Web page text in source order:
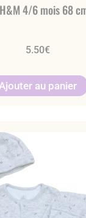
4/6 mois 68
5.50€
Ajouter au panier